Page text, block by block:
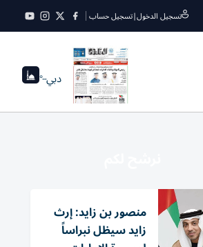
تسجيل الدخول|تسجيل حساب
دبي--°
منصور بن زايد: إرث
زايد سيظل نبراساً